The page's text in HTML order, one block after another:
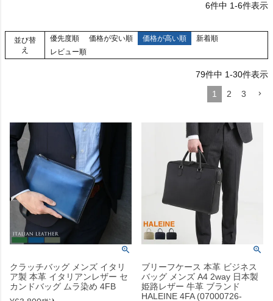
6件中 1-6件表示
並び替
え
優先度順 価格が安い順 価格が高い順
新着順
レビュー順
79件中 1-30件表示
1
2 3
クラッチバッグ メンズ イタリ
ア製 本革 イタリアンレザー セ
カンドバッグ ムラ染め 4FB
ブリーフケース 本革 ビジネス
バッグ メンズ A4 2way 日本製
姫路レザー 牛革 ブランド
HALEINE 4FA (07000726-